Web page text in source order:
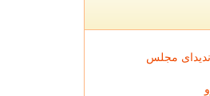
مجلس